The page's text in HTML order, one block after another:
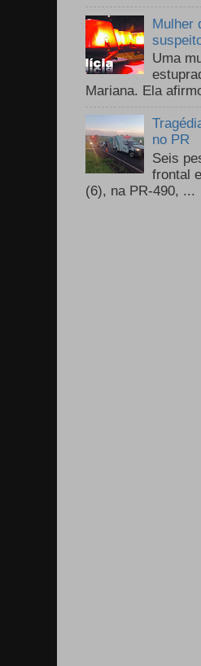
Mulher
Uma
Mariana. Ela
no PR
Seis
frontal
(6), na PR-490, ...